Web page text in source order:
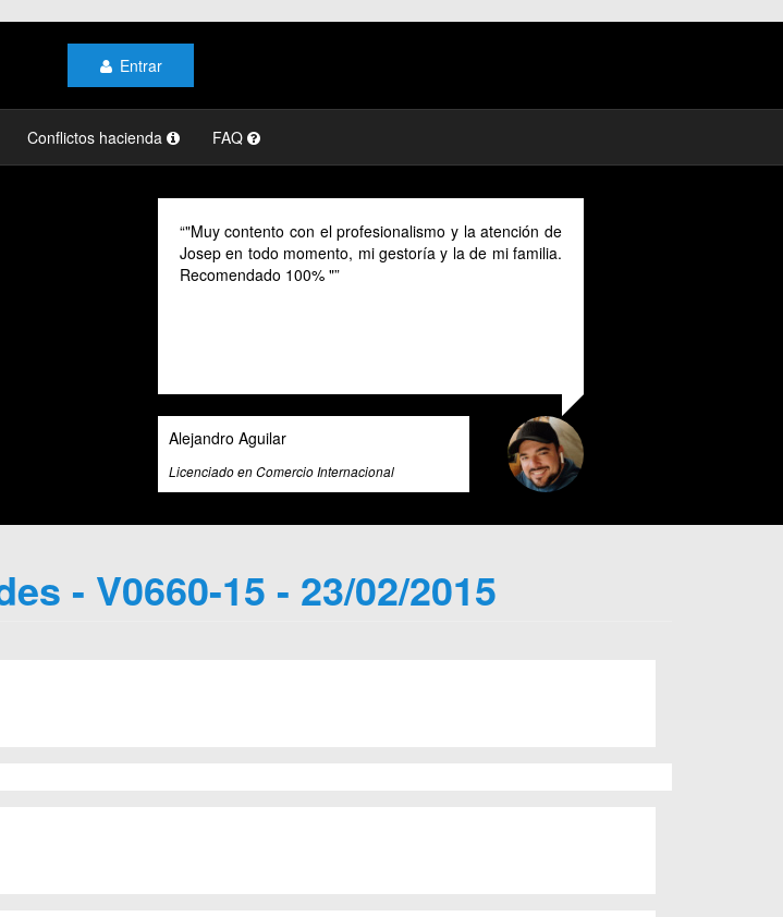
Entrar
Conflictos hacienda FAQ
"Muy contento con el profesionalismo y la atención de
Josep en todo momento, mi gestoría y la de mi familia.
Recomendado 100% "
Alejandro Aguilar
Licenciado en Comercio Internacional
- V0660-15 - 23/02/2015